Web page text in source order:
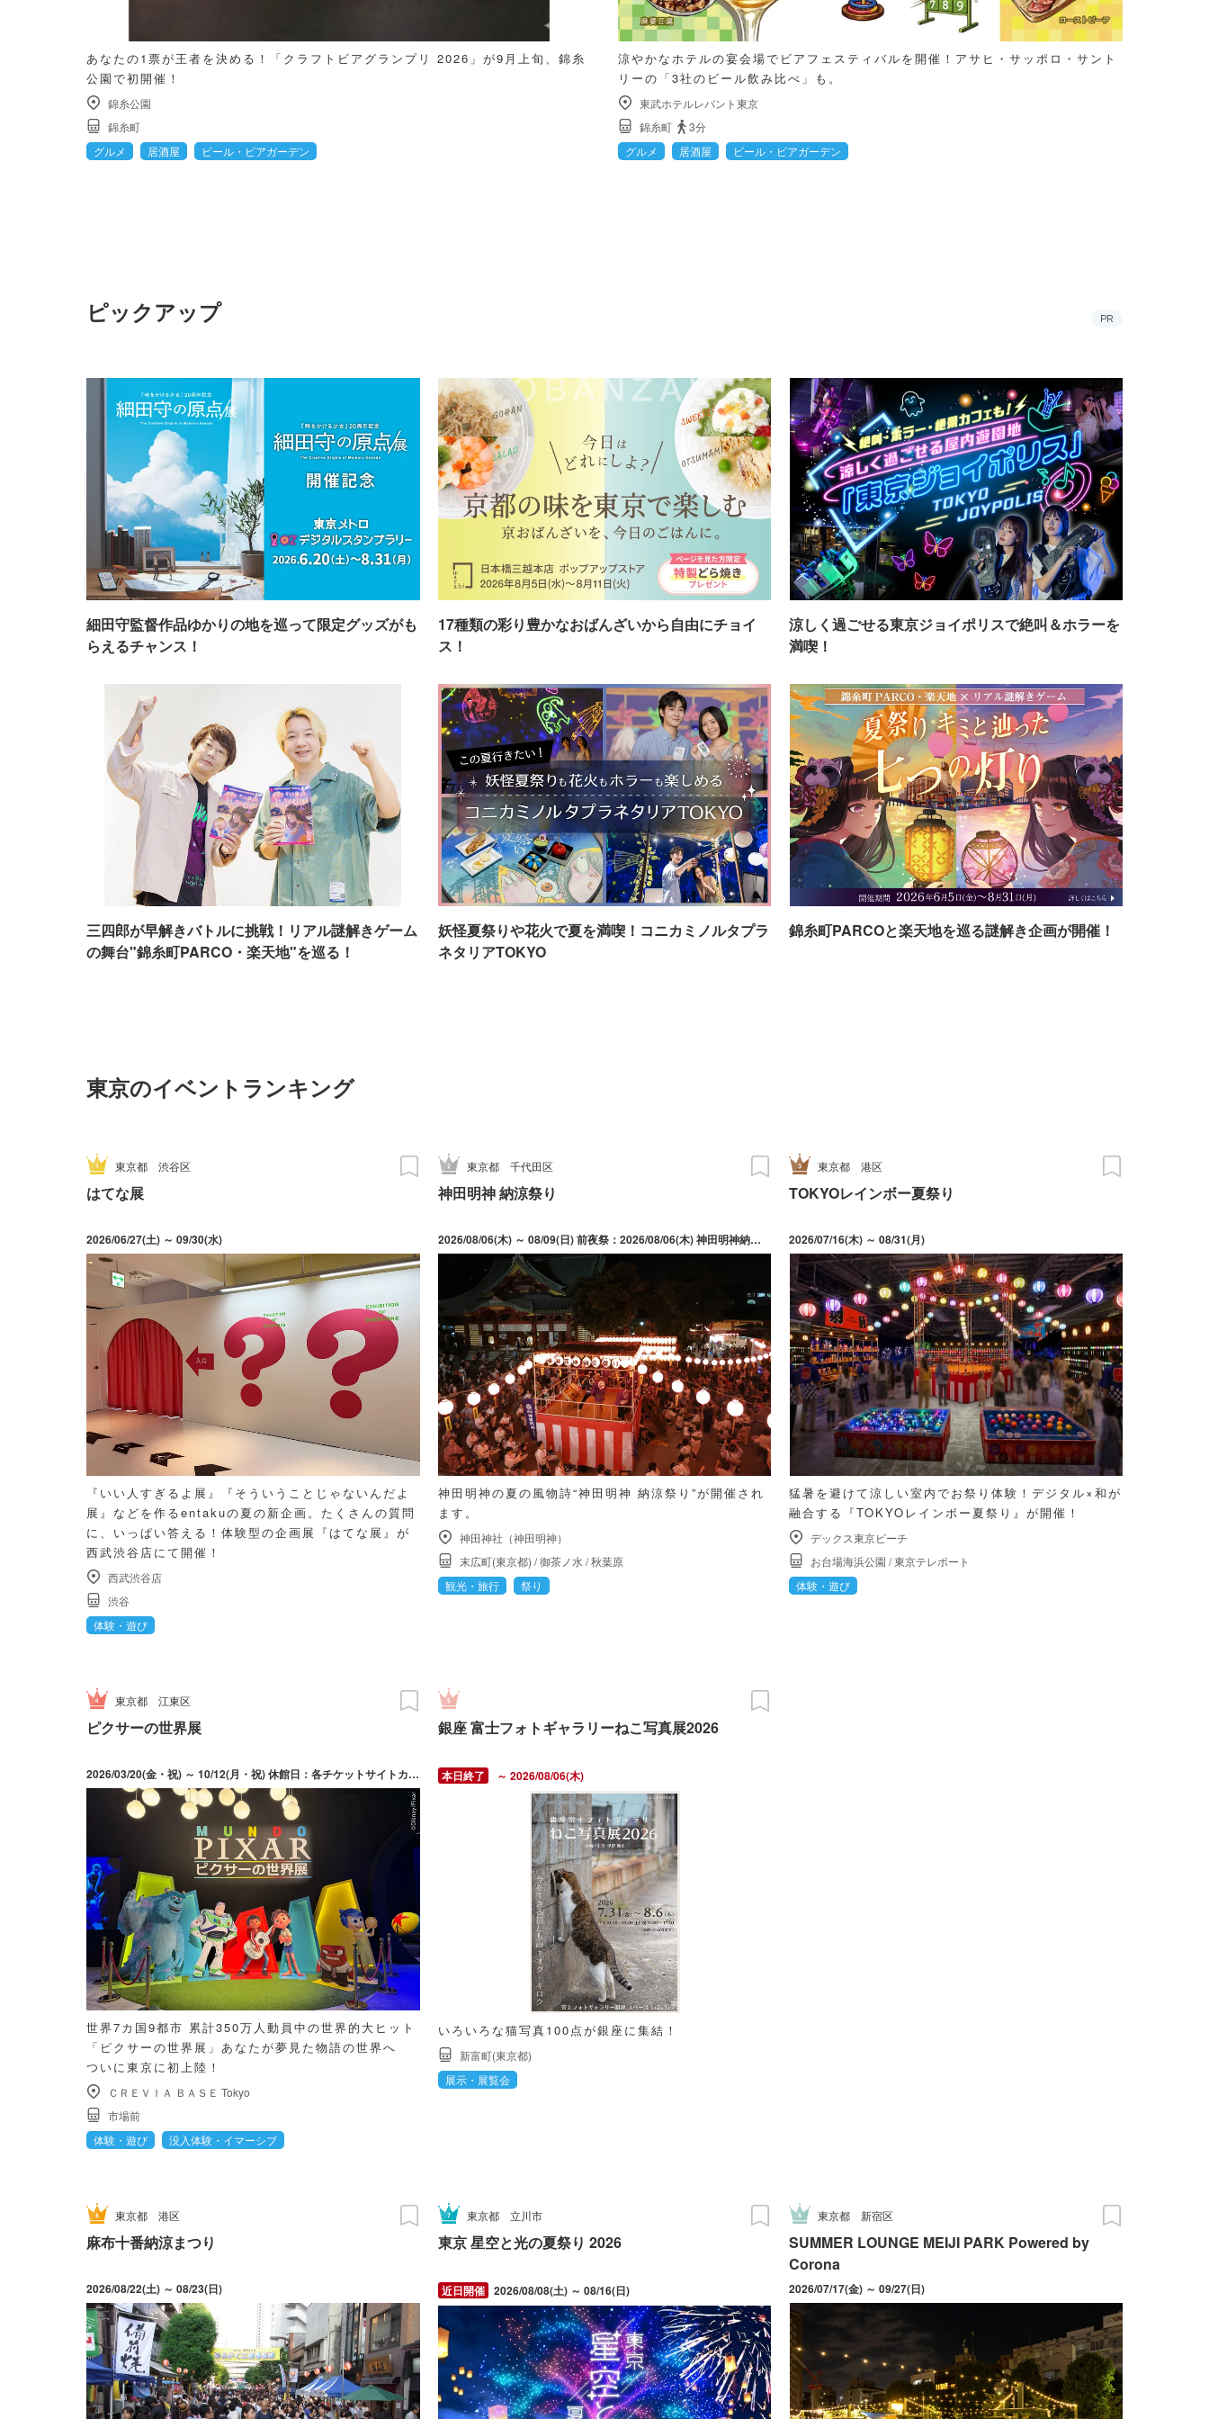
あなたの1票が王者を決める！「クラフトビアグランプリ 2026」が9月上旬、錦糸
公園で初開催！
錦糸公園
錦糸町
グルメ
居酒屋 ビール・ビアガーデン
涼やかなホテルの宴会場でビアフェスティバルを開催！アサヒ・サッポロ・サント
リーの「3社のビール飲み比べ」も。
東武ホテルレバント東京
錦糸町
3分
グルメ
居酒屋 ビール・ビアガーデン
ピックアップ PR
細田守監督作品ゆかりの地を巡って限定グッズがも
らえるチャンス！
17種類の彩り豊かなおばんざいから自由にチョイ
ス！
涼しく過ごせる東京ジョイポリスで絶叫＆ホラーを
満喫！
三四郎が早解きバトルに挑戦！リアル謎解きゲーム
の舞台"錦糸町PARCO・楽天地"を巡る！
妖怪夏祭りや花火で夏を満喫！コニカミノルタプラ
ネタリアTOKYO
錦糸町PARCOと楽天地を巡る謎解き企画が開催！
東京のイベントランキング
東京都 渋谷区
はてな展
2026/06/27(土) ～ 09/30(水)
『いい人すぎるよ展』『そういうことじゃないんだよ
展』などを作るentakuの夏の新企画。たくさんの質問
に、いっぱい答える！体験型の企画展『はてな展』が
西武渋谷店にて開催！
西武渋谷店
渋谷
体験・遊び
東京都千代田区
神田明神 納涼祭り
2026/08/06(木) ～ 08/09(日) 前夜祭：2026/08/06(木) 神田明神納涼祭り：2026/08/07(金) ～ 2026/08/09(日)
神田明神の夏の風物詩“神田明神 納涼祭り”が開催され
ます。
神田神社（神田明神）
末広町(東京都) /御茶ノ水 /秋葉原
観光・旅行
祭り
東京都 港区
TOKYOレインボー夏祭り
2026/07/16(木) ～ 08/31(月)
猛暑を避けて涼しい室内でお祭り体験！デジタル×和が
融合する『TOKYOレインボー夏祭り』が開催！
デックス東京ビーチ
お台場海浜公園 /東京テレポート
体験・遊び
東京都 江東区
ピクサーの世界展
2026/03/20(金・祝) ～ 10/12(月・祝) 休館日：各チケットサイトカレンダーにてご確認ください。
世界7カ国9都市 累計350万人動員中の世界的大ヒット
「ピクサーの世界展」あなたが夢見た物語の世界へ
ついに東京に初上陸！
ＣＲＥＶＩＡ ＢＡＳＥ Tokyo
市場前
体験・遊び
没入体験・イマーシブ
銀座 富士フォトギャラリーねこ写真展2026
～ 2026/08/06(木)
いろいろな猫写真100点が銀座に集結！
新富町(東京都)
展示・展覧会
東京都 港区
麻布十番納涼まつり
2026/08/22(土) ～ 08/23(日)
東京都立川市
東京 星空と光の夏祭り 2026
2026/08/08(土) ～ 08/16(日)
東京都 新宿区
SUMMER LOUNGE MEIJI PARK Powered by
Corona
2026/07/17(金) ～ 09/27(日)